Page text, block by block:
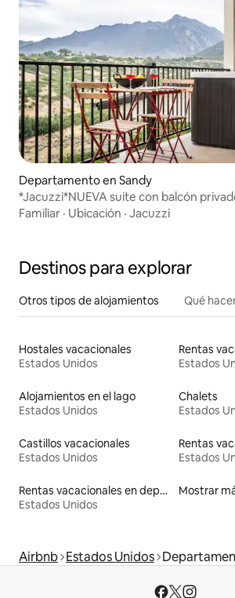
Departamento en Sandy
*Jacuzzi*NUEVA suite con balcón
Familiar · Ubicación · Jacuzzi
Destinos para explorar
Otros tipos de alojamientos Qué
Hostales vacacionales
Estados Unidos
Rentas
Estados
Alojamientos en el lago
Estados Unidos
Chalets
Estados
Castillos vacacionales
Estados Unidos
Estados
Rentas vacacionales en departamentos con cama de altura accesible
Estados Unidos
Mostrar
Airbnb Estados Unidos